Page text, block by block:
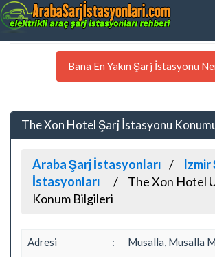
Bana En Yakın Şarj İstasyonu
The Xon Hotel Şarj İstasyonu
Araba Şarj İstasyonları
Izmir
İstasyonları
The Xon Hotel
Konum Bilgileri
Adresi : Musalla, Musalla